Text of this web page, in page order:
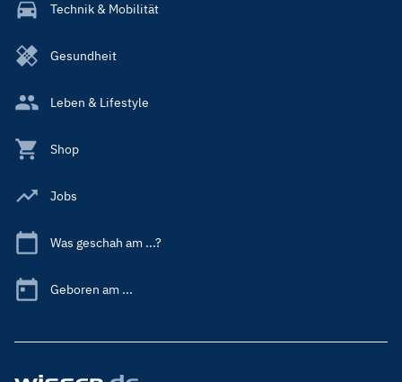
Technik & Mobilität
Gesundheit
Leben & Lifestyle
Shop
Jobs
Was geschah am ...?
Geboren am ...